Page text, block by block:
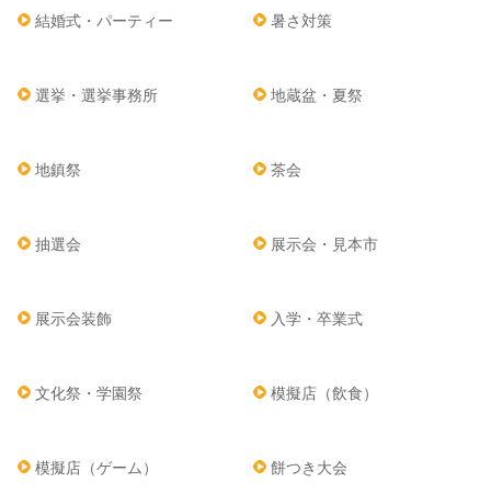
結婚式・パーティー 暑さ対策
選挙・選挙事務所 地蔵盆・夏祭
地鎮祭 茶会
抽選会 展示会・見本市
展示会装飾 入学・卒業式
文化祭・学園祭 模擬店（飲食）
模擬店（ゲーム） 餅つき大会